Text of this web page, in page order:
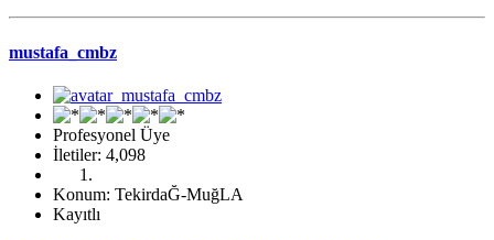
mustafa_cmbz
Profesyonel Üye
İletiler: 4,098
Konum: TekirdaĞ-MuğLA
Kayıtlı